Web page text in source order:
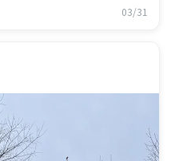
03/31